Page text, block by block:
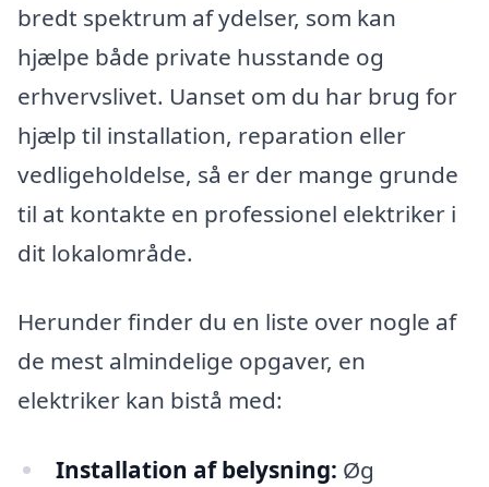
bredt spektrum af ydelser, som kan
hjælpe både private husstande og
erhvervslivet. Uanset om du har brug for
hjælp til installation, reparation eller
vedligeholdelse, så er der mange grunde
til at kontakte en professionel elektriker i
dit lokalområde.
Herunder finder du en liste over nogle af
de mest almindelige opgaver, en
elektriker kan bistå med:
Installation af belysning: Øg